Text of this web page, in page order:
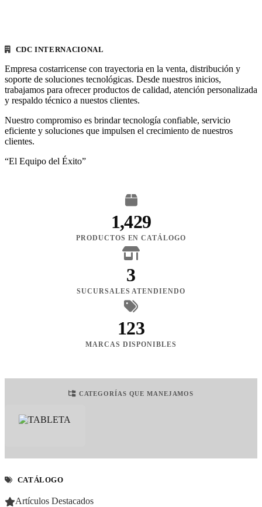
CDC INTERNACIONAL
Empresa costarricense con trayectoria en la venta, distribución y
soporte de soluciones tecnológicas. Desde nuestros inicios,
trabajamos para ofrecer productos de calidad, atención personalizada
y respaldo técnico a nuestos clientes.
Nuestro compromiso es brindar tecnología confiable, servicio
eficiente y soluciones que impulsen el crecimiento de nuestros
clientes.
“El Equipo del Éxito”
1,429
PRODUCTOS EN CATÁLOGO
3
SUCURSALES ATENDIENDO
123
MARCAS DISPONIBLES
CATEGORÍAS QUE MANEJAMOS
CATÁLOGO
Artículos Destacados